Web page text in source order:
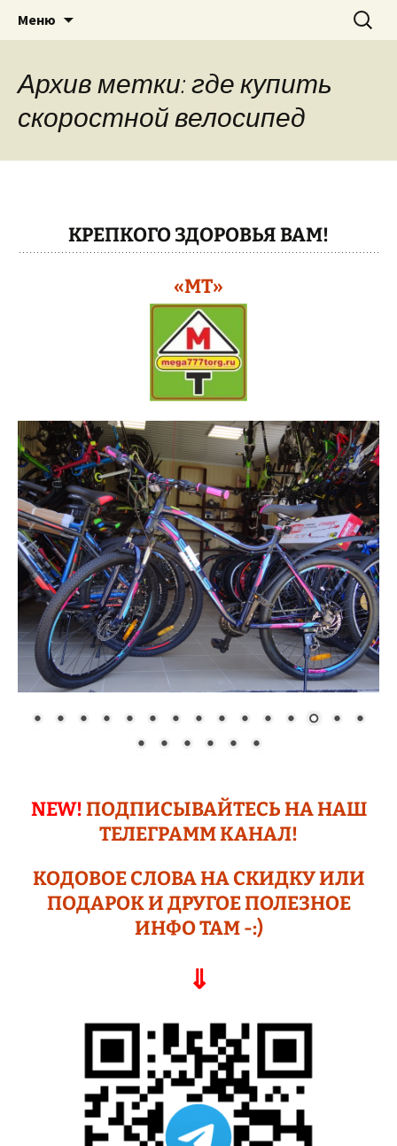
"МЕГА ТОРГ"
Теплицы, велосипеды, электро-
бензоинструмент, бытовая техника
в г. Павлово Нижегородская область,
Муром, Кулебаки, Выкса….
Меню Найти:
Архив метки: где купить
скоростной велосипед
КРЕПКОГО ЗДОРОВЬЯ ВАМ!
«МТ»
NEW!ПОДПИСЫВАЙТЕСЬ НА НАШ
ТЕЛЕГРАМM КАНАЛ!
КОДОВОЕ СЛОВА НА СКИДКУ ИЛИ
ПОДАРОК И ДРУГОЕПОЛЕЗНОЕ
ИНФО ТАМ -:)
⇓